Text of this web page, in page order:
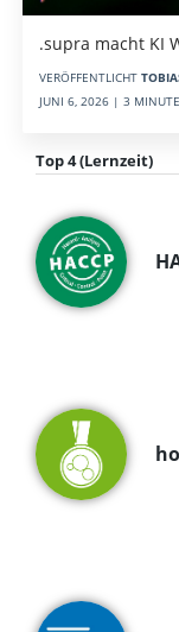
.supra macht KI
VERÖFFENTLICHT
JUNI 6, 2026 | 3
Top 4 (Lernzeit)